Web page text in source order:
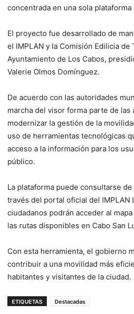
concentrada en una sola
El proyecto fue desarrollado de
el IMPLAN y la Comisión Edilicia de
Ayuntamiento de Los Cabos,
Valerie Olmos Domínguez.
De acuerdo con las autoridades
marcha del visor forma parte de las
modernizar la gestión de la
uso de herramientas tecnológicas
acceso a la información para los
público.
La plataforma puede consultarse
través del portal oficial del IMPLAN
ciudadanos podrán acceder al
las rutas disponibles en Cabo San
Con esta herramienta, el gobierno
contribuir a una movilidad más
habitantes y visitantes de la ciudad.
ETIQUETAS Destacadas